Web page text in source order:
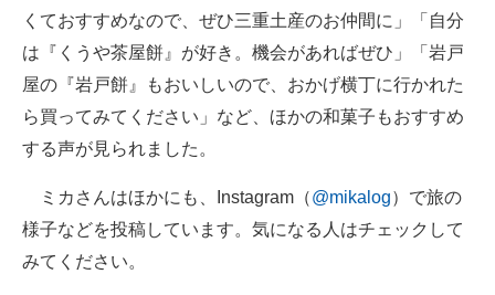
くておすすめなので、ぜひ三重土産のお仲間に」「自分
は『くうや茶屋餅』が好き。機会があればぜひ」「岩戸
屋の『岩戸餅』もおいしいので、おかげ横丁に行かれた
ら買ってみてください」など、ほかの和菓子もおすすめ
する声が見られました。
ミカさんはほかにも、Instagram（@mikalog）で旅の
様子などを投稿しています。気になる人はチェックして
みてください。